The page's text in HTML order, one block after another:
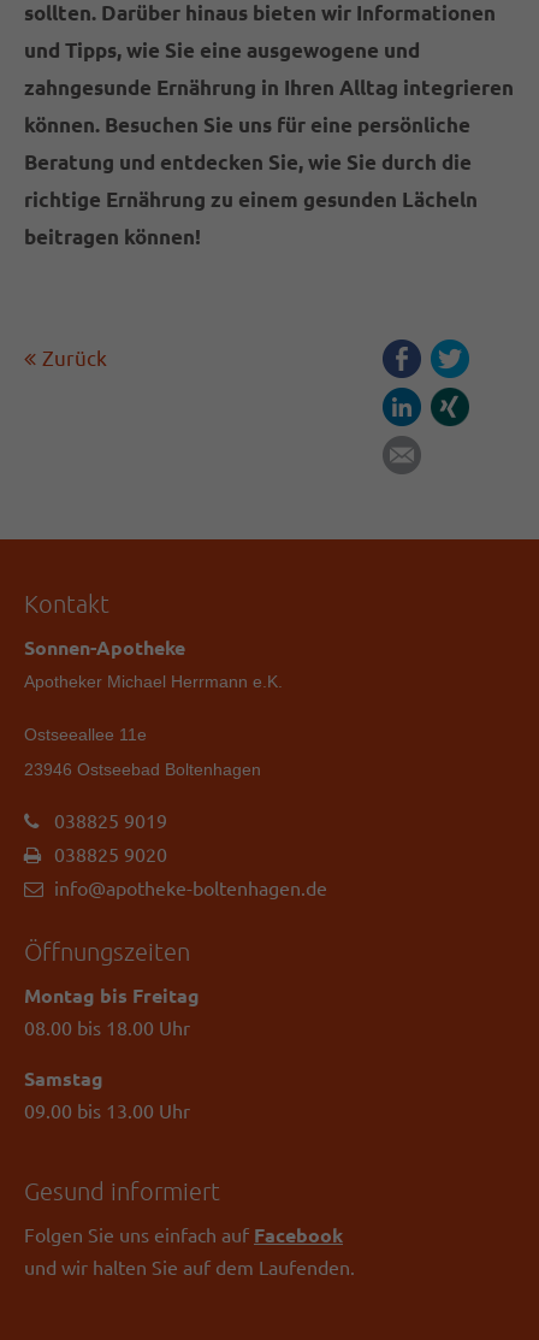
sollten. Darüber hinaus bieten wir Informationen
und Tipps, wie Sie eine ausgewogene und
zahngesunde Ernährung in Ihren Alltag integrieren
können. Besuchen Sie uns für eine persönliche
Beratung und entdecken Sie, wie Sie durch die
richtige Ernährung zu einem gesunden Lächeln
beitragen können!
Zurück Facebook
LinkedIn
Kontakt
Sonnen-Apotheke
Apotheker Michael Herrmann e.K.
Ostseeallee 11e
23946 Ostseebad Boltenhagen
038825 9019
038825 9020
info@apotheke-boltenhagen.de
Öffnungszeiten
Montag bis Freitag
08.00 bis 18.00 Uhr
Samstag
09.00 bis 13.00 Uhr
Gesund informiert
Folgen Sie uns einfach auf Facebook
und wir halten Sie auf dem Laufenden.